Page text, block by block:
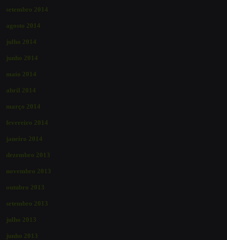
setembro 2014
agosto 2014
julho 2014
junho 2014
maio 2014
abril 2014
março 2014
fevereiro 2014
janeiro 2014
dezembro 2013
novembro 2013
outubro 2013
setembro 2013
julho 2013
junho 2013